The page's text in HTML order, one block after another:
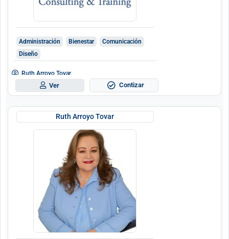
Administración Bienestar
Comunicación
Diseño
Ruth Arroyo Tovar
Ver Contizar
Ruth Arroyo Tovar